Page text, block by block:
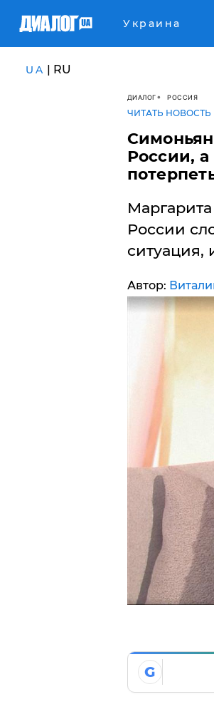
Украина
UA | RU
ДИАЛОГ РОССИЯ
ЧИТАТЬ
России,
России
ситуация,
Автор:
G